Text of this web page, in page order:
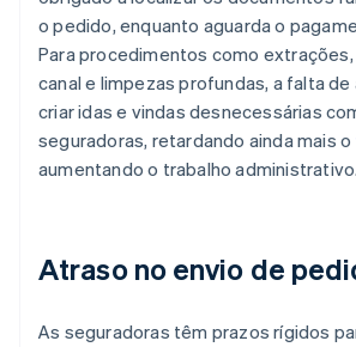
o pedido, enquanto aguarda o
Para procedimentos como
canal e limpezas profundas, a falta
criar idas e vindas desnecessárias
seguradoras, retardando ainda mais o
aumentando o trabalho administrativo.
Atraso no envio de
As seguradoras têm prazos rígidos